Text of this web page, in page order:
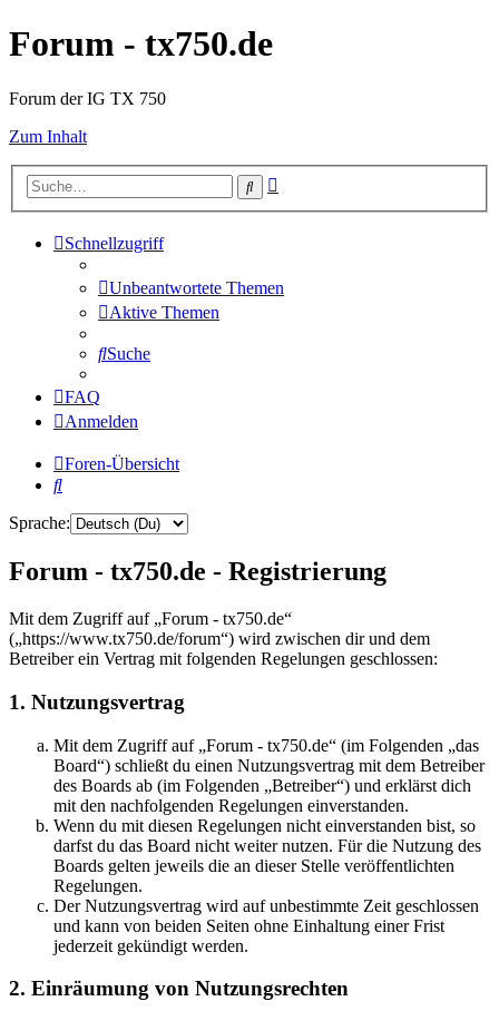
Forum - tx750.de
Forum der IG TX 750
Zum Inhalt
Suche
Schnellzugriff
Unbeantwortete Themen
Aktive Themen
Suche
FAQ
Anmelden
Foren-Übersicht
Suche
Sprache:
Forum - tx750.de - Registrierung
Mit dem Zugriff auf „Forum - tx750.de“
(„https://www.tx750.de/forum“) wird zwischen dir und dem
Betreiber ein Vertrag mit folgenden Regelungen geschlossen:
1. Nutzungsvertrag
Mit dem Zugriff auf „Forum - tx750.de“ (im Folgenden „das
Board“) schließt du einen Nutzungsvertrag mit dem Betreiber
des Boards ab (im Folgenden „Betreiber“) und erklärst dich
mit den nachfolgenden Regelungen einverstanden.
Wenn du mit diesen Regelungen nicht einverstanden bist, so
darfst du das Board nicht weiter nutzen. Für die Nutzung des
Boards gelten jeweils die an dieser Stelle veröffentlichten
Regelungen.
Der Nutzungsvertrag wird auf unbestimmte Zeit geschlossen
und kann von beiden Seiten ohne Einhaltung einer Frist
jederzeit gekündigt werden.
2. Einräumung von Nutzungsrechten